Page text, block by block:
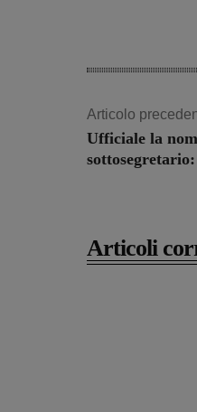
Articolo
Ufficiale la
Articoli